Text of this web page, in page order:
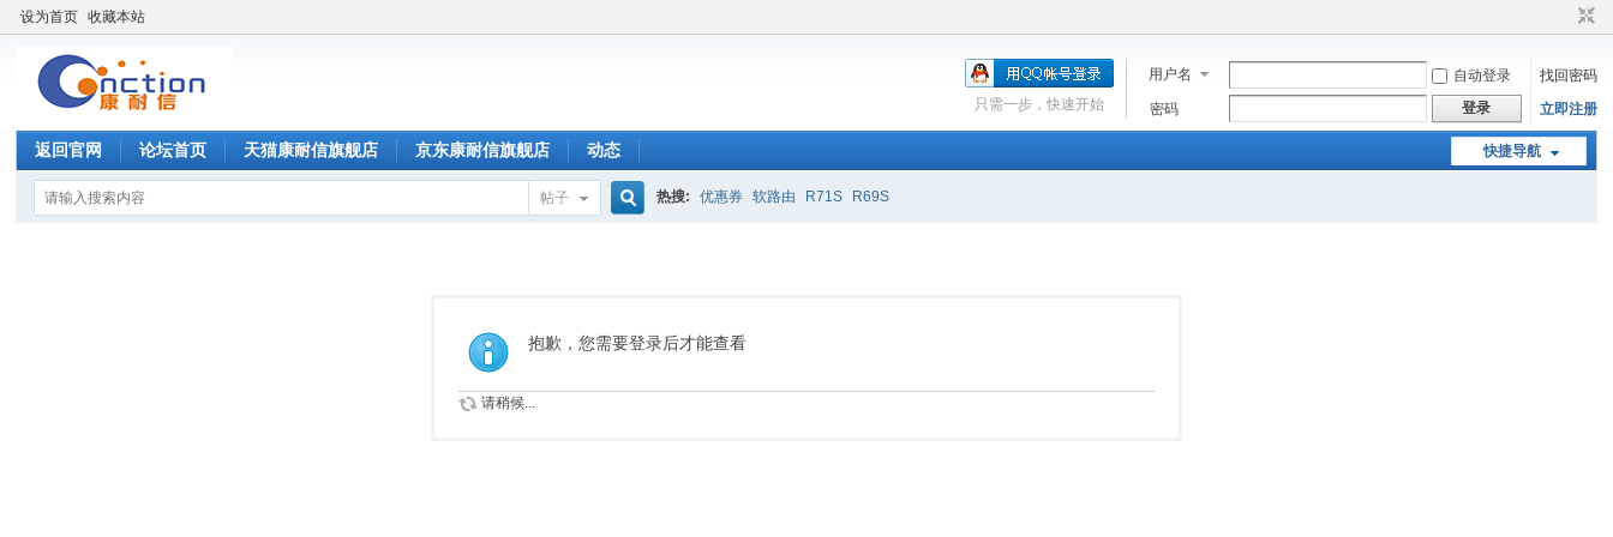
设为首页 收藏本站
用户名 自动登录
找回密码
密码
登录 立即注册
只需一步，快速开始
快捷导航
返回官网 论坛首页 天猫康耐信旗舰店 京东康耐信旗舰店 动态
帖子
索
热搜: 优惠券 软路由 R71S R69S
抱歉，您需要登录后才能查看
请稍候...